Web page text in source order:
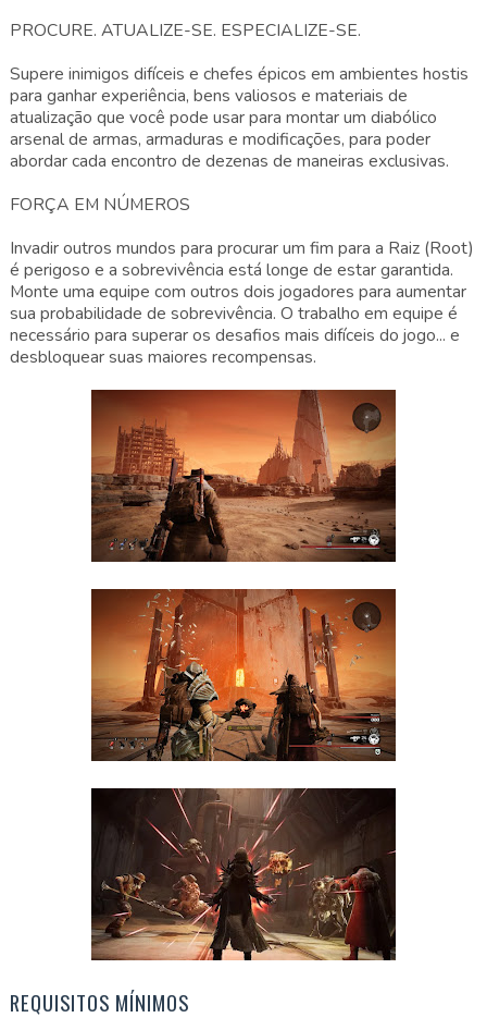
PROCURE. ATUALIZE-SE. ESPECIALIZE-SE.
Supere inimigos difíceis e chefes épicos em ambientes hostis
para ganhar experiência, bens valiosos e materiais de
atualização que você pode usar para montar um diabólico
arsenal de armas, armaduras e modificações, para poder
abordar cada encontro de dezenas de maneiras exclusivas.
FORÇA EM NÚMEROS
Invadir outros mundos para procurar um fim para a Raiz (Root)
é perigoso e a sobrevivência está longe de estar garantida.
Monte uma equipe com outros dois jogadores para aumentar
sua probabilidade de sobrevivência. O trabalho em equipe é
necessário para superar os desafios mais difíceis do jogo... e
desbloquear suas maiores recompensas.
REQUISITOS MÍNIMOS